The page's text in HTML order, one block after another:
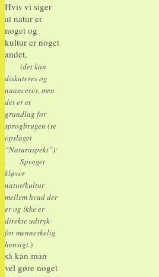
Hvis vi siger
at natur er
noget og
kultur er noget
andet,
.
(det kan
diskuteres og
nuanceres, men
det er et
grundlag for
sprogbrugen (se
opslaget
“Naturaspekt”):
. Sproget
kløver
natur/kultur
mellem hvad der
er og ikke er
direkte udtryk
for menneskelig
hensigt.)
så kan man
vel gøre noget